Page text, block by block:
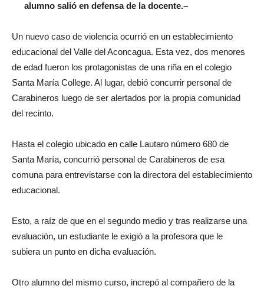
alumno salió en defensa de la docente.–
Un nuevo caso de violencia ocurrió en un establecimiento
educacional del Valle del Aconcagua. Esta vez, dos menores
de edad fueron los protagonistas de una riña en el colegio
Santa María College. Al lugar, debió concurrir personal de
Carabineros luego de ser alertados por la propia comunidad
del recinto.
Hasta el colegio ubicado en calle Lautaro número 680 de
Santa María, concurrió personal de Carabineros de esa
comuna para entrevistarse con la directora del establecimiento
educacional.
Esto, a raíz de que en el segundo medio y tras realizarse una
evaluación, un estudiante le exigió a la profesora que le
subiera un punto en dicha evaluación.
Otro alumno del mismo curso, increpó al compañero de la